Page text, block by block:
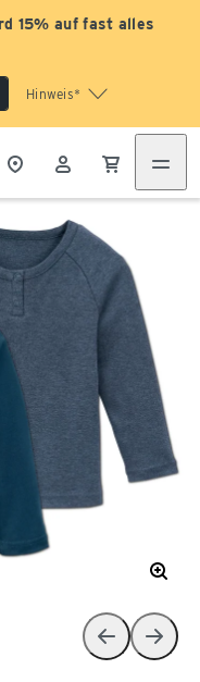
15% auf fast alles
Hinweis*